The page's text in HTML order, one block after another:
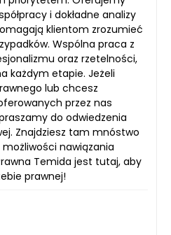
i dokładne analizy
klientom zrozumieć
Wspólna praca z
oraz rzetelności,
każdym etapie. Jeżeli
lub chcesz
przez nas
do odwiedzenia
Znajdziesz tam mnóstwo
nawiązania
Temida jest tutaj, aby
prawnej!